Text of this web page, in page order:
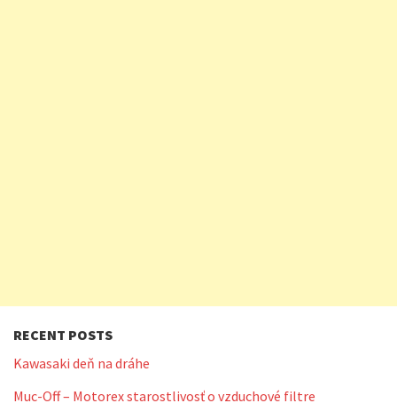
RECENT POSTS
Kawasaki deň na dráhe
Muc-Off – Motorex starostlivosť o vzduchové filtre